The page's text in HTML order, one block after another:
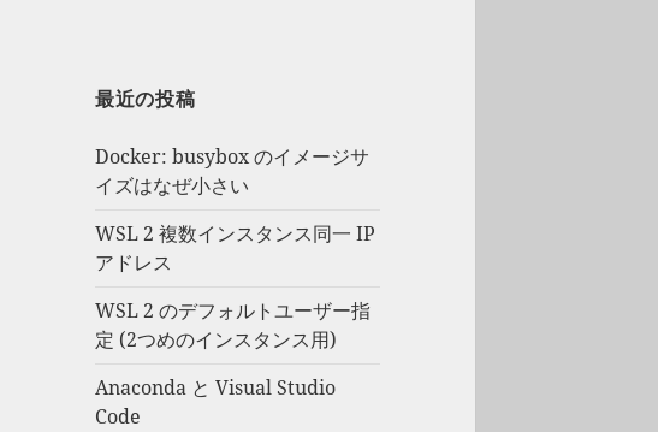
最近の投稿
Docker: busybox のイメージサ
イズはなぜ小さい
WSL 2 複数インスタンス同一 IP
アドレス
WSL 2 のデフォルトユーザー指
定 (2つめのインスタンス用)
Anaconda と Visual Studio
Code